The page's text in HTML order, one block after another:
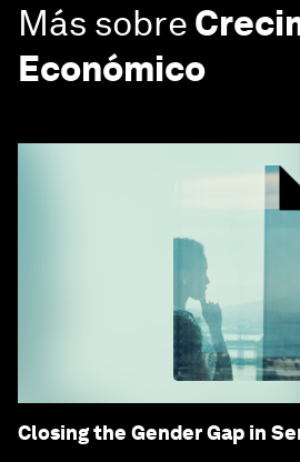
Más sobre
Económico
Closing the Gender Gap in